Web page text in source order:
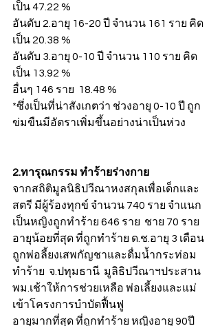
เป็น 47.22 %
อันดับ 2.อายุ 16-20 ปี จำนวน 161 ราย คิด
เป็น 20.38 %
อันดับ 3.อายุ 0-10 ปี จำนวน 110 ราย คิด
เป็น 13.92 %
อื่นๆ 146 ราย  18.48 %
*ซึ่งเป็นที่น่าสังเกตว่า ช่วงอายุ 0-10 ปี ถูก
ข่มขืนมีอัตราเพิ่มขึ้นอย่างน่าเป็นห่วง
2.ทารุณกรรม ทำร้ายร่างกาย
จากสถิติมูลนิธิปวีณาหงสกุลเพื่อเด็กและ
สตรี มีผู้ร้องทุกข์ จำนวน 740 ราย จำแนก
เป็นหญิงถูกทำร้าย 646 ราย  ชาย 70 ราย
อายุน้อยที่สุด ที่ถูกทำร้าย ด.ช.อายุ 3 เดือน
ถูกพ่อลี้ยงเสพกัญชาและดื่มน้ำกระท่อม
ทำร้าย  จ.ปทุมธานี  มูลิธิปวีณาฯประสาน
พม.เช้าให้การช่วยเหลือ พ่อเลี้ยงและแม่
เข้าโครงการบำบัดฟื้นฟู
อายุมากที่สุด ที่ถูกทำร้าย หญิงอายุ 90ปี